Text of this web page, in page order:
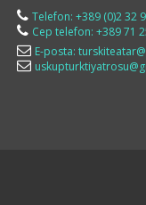
Telefon: +389 (0)2 32
Cep telefon: +389 71
E-posta: